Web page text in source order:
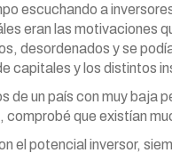
escuchando a
eran las motivaciones
desordenados y se
capitales y los distintos
de un país con muy baja
que existían
el potencial inversor,